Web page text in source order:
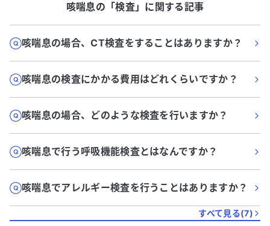
咳喘息の「検査」に関する記事
咳喘息の場合、CT検査をすることはありますか？
咳喘息の検査にかかる費用はどれくらいですか？
咳喘息の場合、どのような検査を行いますか？
咳喘息で行う呼吸機能検査とはなんですか？
咳喘息でアレルギー検査を行うことはありますか？
すべて見る(7)